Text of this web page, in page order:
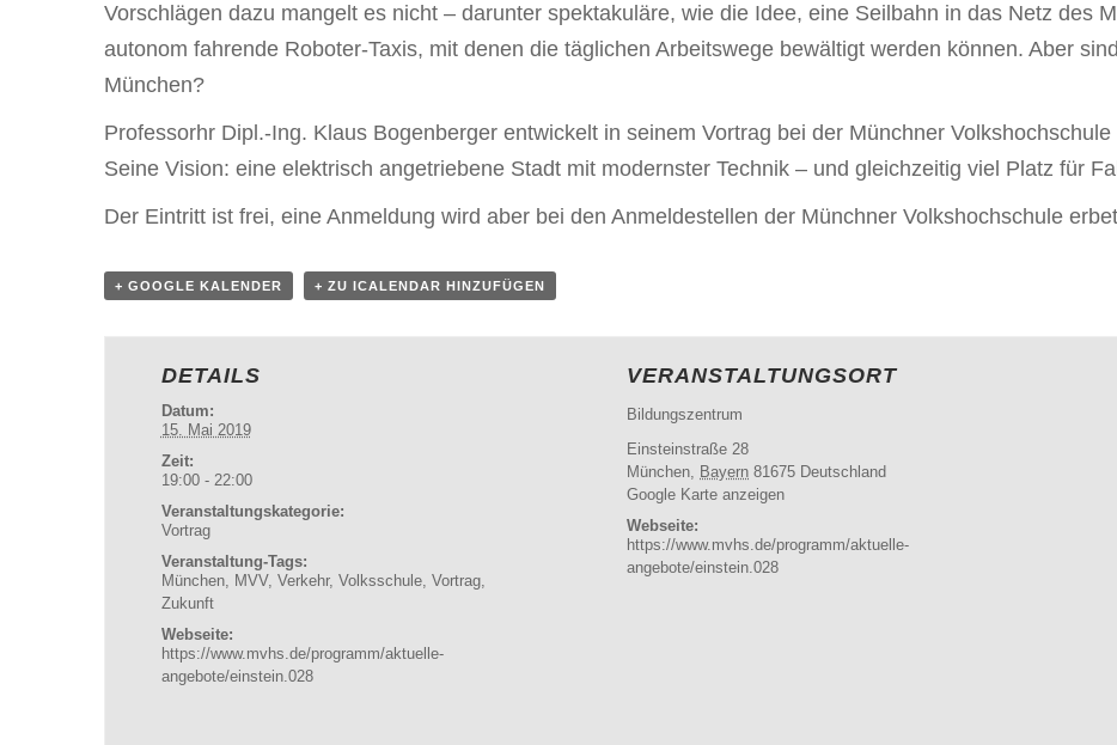
Vorschlägen dazu mangelt es nicht – darunter spektakuläre, wie die Idee, eine Seilbahn in das Netz des
autonom fahrende Roboter-Taxis, mit denen die täglichen Arbeitswege bewältigt werden können. Aber
München?
Professorhr Dipl.-Ing. Klaus Bogenberger entwickelt in seinem Vortrag bei der Münchner
Seine Vision: eine elektrisch angetriebene Stadt mit modernster Technik – und gleichzeitig viel Platz für
Der Eintritt ist frei, eine Anmeldung wird aber bei den Anmeldestellen der Münchner Volkshochschule
+ GOOGLE KALENDER + ZU ICALENDAR HINZUFÜGEN
DETAILS
Datum:
15. Mai 2019
Zeit:
19:00 - 22:00
Veranstaltungskategorie:
Vortrag
Veranstaltung-Tags:
München, MVV, Verkehr, Volksschule, Vortrag,
Zukunft
Webseite:
https://www.mvhs.de/programm/aktuelle-
angebote/einstein.028
VERANSTALTUNGSORT
Bildungszentrum
Einsteinstraße 28
München, Bayern 81675 Deutschland
Google Karte anzeigen
Webseite:
https://www.mvhs.de/programm/aktuelle-
angebote/einstein.028